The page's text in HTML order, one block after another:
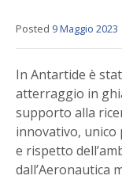
Posted 9 Maggio 2023
In Antartide è
atterraggio in
supporto alla
innovativo, unico
e rispetto
dall’Aeronautica